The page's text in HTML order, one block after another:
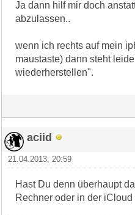
Ja dann hilf mir doch
abzulassen..
wenn ich rechts auf mein
maustaste) dann steht
wiederherstellen".
aciid
21.04.2013, 20:59
Hast Du denn überhaupt
Rechner oder in der iCloud